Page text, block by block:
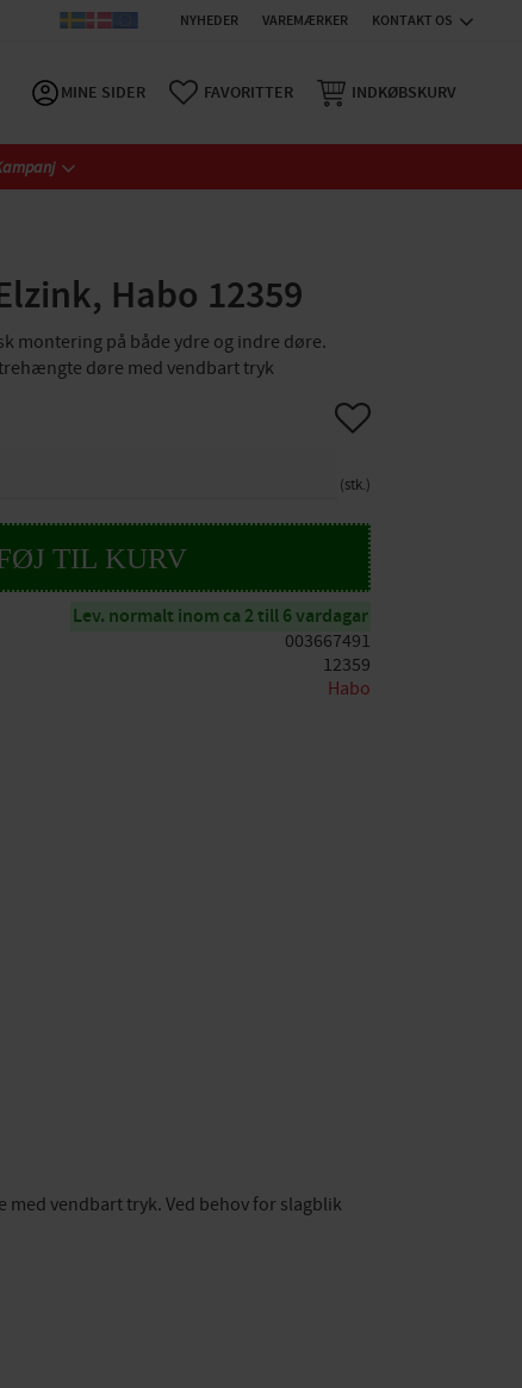
NYHEDER VAREMÆRKER KONTAKT OS
MINE SIDER FAVORITTER INDKØBSKURV
Habo 12359
montering på både ydre og indre døre.
døre med vendbart tryk
stk.
Gem som favorit
Lev. normalt inom ca 2 till 6 vardagar
003667491
12359
Habo
vendbart tryk. Ved behov for slagblik